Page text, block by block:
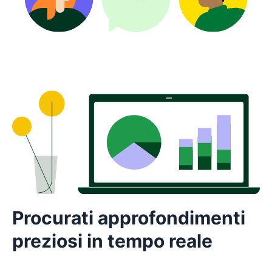
Procurati approfondimenti
preziosi in tempo reale